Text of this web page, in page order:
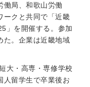
働局、和歌山労働
ークと共同で「近畿
」を開催する。参加
た。企業は近畿地域
大・高専・専修学校
人留学生で卒業後お